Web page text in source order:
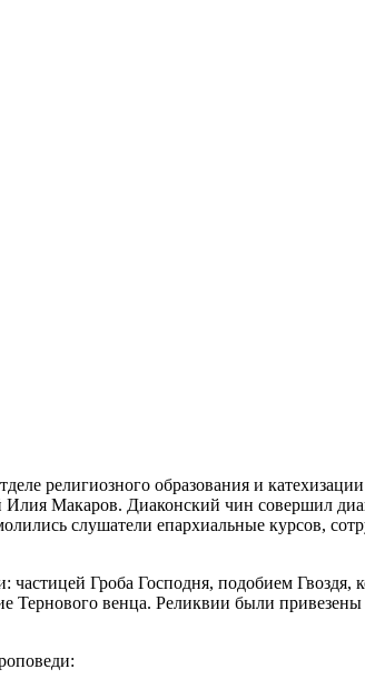
религиозного образования и
Макаров. Диаконский чин совершил
слушатели епархиальные курсов,
Гроба Господня, подобием
Тернового венца. Реликвии были